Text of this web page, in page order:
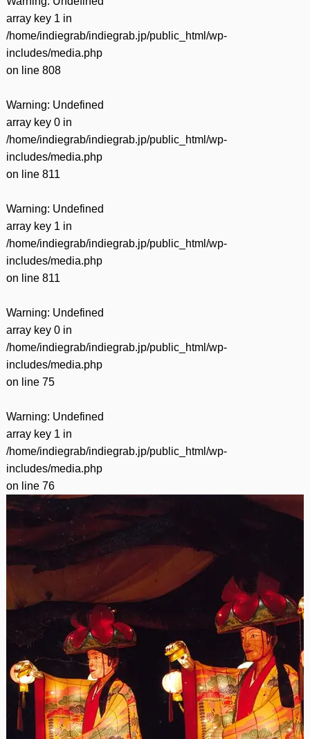
array key 1 in
/home/indiegrab/indiegrab.jp/public_html/wp-
includes/media.php
on line 808
Warning: Undefined
array key 0 in
/home/indiegrab/indiegrab.jp/public_html/wp-
includes/media.php
on line 811
Warning: Undefined
array key 1 in
/home/indiegrab/indiegrab.jp/public_html/wp-
includes/media.php
on line 811
Warning: Undefined
array key 0 in
/home/indiegrab/indiegrab.jp/public_html/wp-
includes/media.php
on line 75
Warning: Undefined
array key 1 in
/home/indiegrab/indiegrab.jp/public_html/wp-
includes/media.php
on line 76